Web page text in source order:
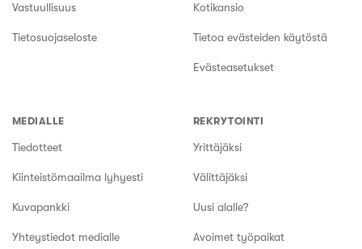
Vastuullisuus
Tietosuojaseloste
Kotikansio
Tietoa evästeiden käytöstä
Evästeasetukset
MEDIALLE
Tiedotteet
Kiinteistömaailma lyhyesti
Kuvapankki
Yhteystiedot medialle
REKRYTOINTI
Yrittäjäksi
Välittäjäksi
Uusi alalle?
Avoimet työpaikat